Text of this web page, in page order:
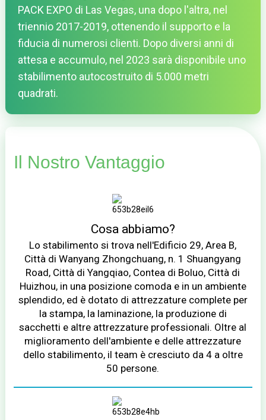
PACK EXPO di Las Vegas, una dopo l'altra, nel
triennio 2017-2019, ottenendo il supporto e la
fiducia di numerosi clienti. Dopo diversi anni di
attesa e accumulo, nel 2023 sarà disponibile uno
stabilimento autocostruito di 5.000 metri
quadrati.
Il Nostro Vantaggio
Cosa abbiamo?
Lo stabilimento si trova nell'Edificio 29, Area B,
Città di Wanyang Zhongchuang, n. 1 Shuangyang
Road, Città di Yangqiao, Contea di Boluo, Città di
Huizhou, in una posizione comoda e in un ambiente
splendido, ed è dotato di attrezzature complete per
la stampa, la laminazione, la produzione di
sacchetti e altre attrezzature professionali. Oltre al
miglioramento dell'ambiente e delle attrezzature
dello stabilimento, il team è cresciuto da 4 a oltre
50 persone.